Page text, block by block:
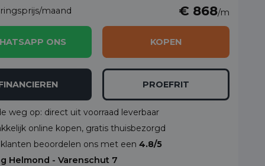
maand € 868/m
ONS KOPEN
PROEFRIT
weg op: direct uit voorraad leverbaar
online kopen, gratis thuisbezorgd
beoordelen ons met een 4.8/5
Helmond - Varenschut 7